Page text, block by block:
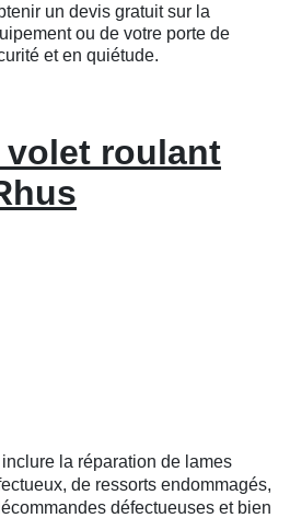
un devis gratuit sur la
ou de votre porte de
et en quiétude.
volet roulant
la réparation de lames
de ressorts endommagés,
défectueuses et bien